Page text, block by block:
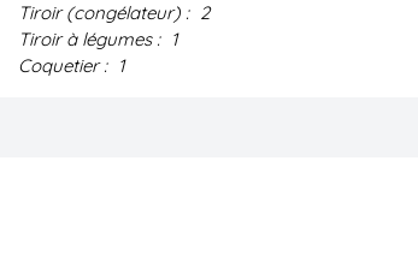
Tiroir (congélateur) : 2
Tiroir à légumes : 1
Coquetier : 1